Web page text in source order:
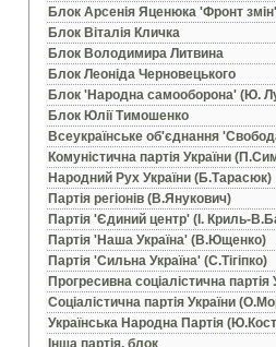
Блок Арсенiя Яценюка 'Фронт змiн'
Блок Вiталiя Кличка
Блок Володимира Литвина
Блок Леонiда Черновецького
Блок 'Народна самооборона' (Ю.
Блок Юлiї Тимошенко
Всеукраїнське об'єднання
Комунiстична партiя України
Народний Рух України (Б.Тарасюк)
Партiя регiонiв (В.Янукович)
Партiя 'Єдиний центр' (I. Криль-
Партiя 'Наша Україна' (В.Ющенко)
Партiя 'Сильна Україна' (С.Тiгiпко)
Прогресивна соцiалiстична партiя
Соцiалiстична партiя України
Українська Народна Партiя
Iнша партiя, блок